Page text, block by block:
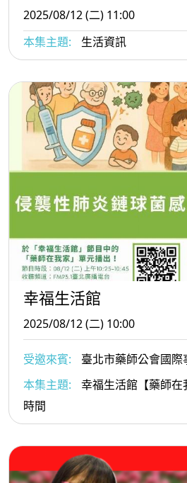
2025/08/12 (二) 11:00
本集主題:
生活資訊
幸福生活館
2025/08/12 (二) 10:00
受邀來賓:
臺北市藥師公會國
榮民總醫院張立人臨床藥師
本集主題:
幸福生活館【藥師
時間